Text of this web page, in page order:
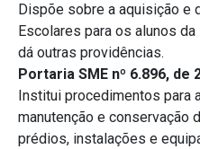
Dispõe sobre a aquisição e
Escolares para os alunos
dá outras providências.
Portaria SME nº 6.896, de
Institui procedimentos para
manutenção e conservação
prédios, instalações e